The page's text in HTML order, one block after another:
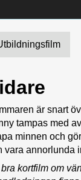
är snart
tampas med
minnen och
vara annorlunda
kortfilm om